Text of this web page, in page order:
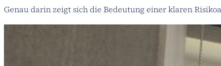
Genau darin zeigt sich die Bedeutung einer klaren